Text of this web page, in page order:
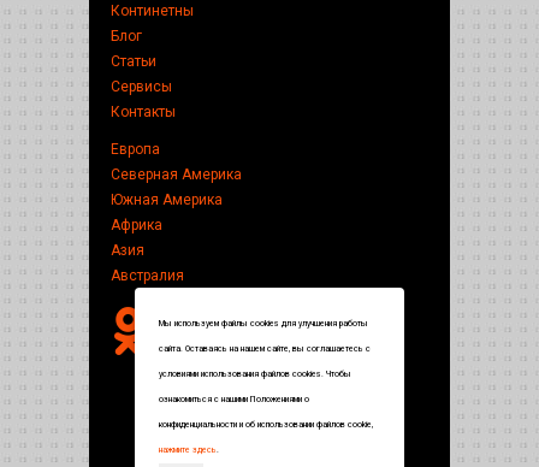
Континетны
Блог
Статьи
Сервисы
Контакты
Европа
Северная Америка
Южная Америка
Африка
Азия
Австралия
Мы используем файлы cookies для улучшения работы
сайта. Оставаясь на нашем сайте, вы соглашаетесь с
условиями использования файлов cookies. Чтобы
ознакомиться с нашими Положениями о
конфиденциальности и об использовании файлов cookie,
нажмите здесь.